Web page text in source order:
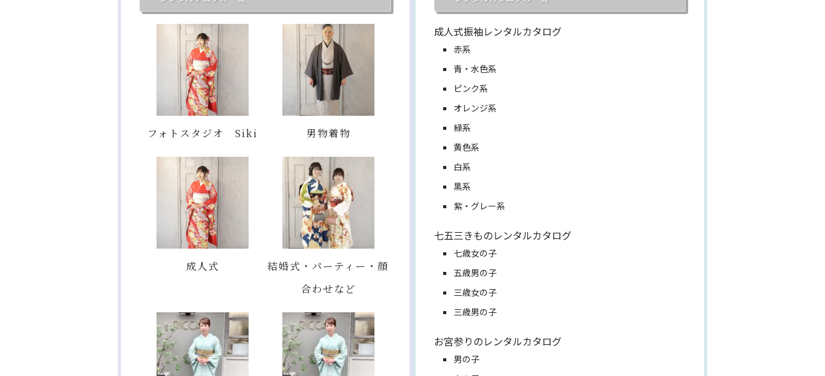
フォトスタジオ Siki 男物着物
成人式
結婚式・パーティー・顔
合わせなど
成人式振袖レンタルカタログ
赤系
青・水色系
ピンク系
オレンジ系
緑系
黄色系
白系
黒系
紫・グレー系
七五三きものレンタルカタログ
七歳女の子
五歳男の子
三歳女の子
三歳男の子
お宮参りのレンタルカタログ
男の子